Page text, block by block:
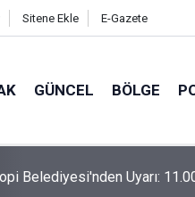
Sitene Ekle E-Gazete
GÜNCEL BÖLGE
Belediyesi'nden Uyarı: